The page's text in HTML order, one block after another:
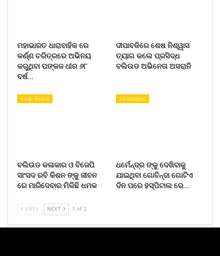
ମହାଭାରତ ଧାରାବାହିକ ରେ
କର୍ଣ୍ଣ ଚରିତ୍ରରେ ଅଭିନୟ
କରୁଥିବା ପଙ୍କଜ ଧୀର ୬୮
ବର୍ଷ…
ଦୀପାବଳିରେ ଶେଷ ନିଶ୍ୱାସ
ତ୍ୟାଗ କଲେ ପ୍ରସିଦ୍ଧ
ବଲିଉଡ ଅଭିନେତା ଅସରାନି
ଦେଶ- ବିଦେଶ
ବଲିଉଡ କଳାକାର ଓ ବିଜେପି
ସାଂସଦ ରବି କିଶନ ଙ୍କୁ ଜୀବନ
ରେ ମାରିଦେବାର ମିଳିଛି ଧମକ
ମନୋରଞ୍ଜନ
ଧର୍ମେନ୍ଦ୍ର ଙ୍କୁ ଦେଖିବାକୁ
ଯାଇଥିବା ଗୋବିନ୍ଦା ଗୋଟିଏ
ଦିନ ପରେ ହସ୍ପିଟାଲ ରେ…
PREV NEXT 1 of 2